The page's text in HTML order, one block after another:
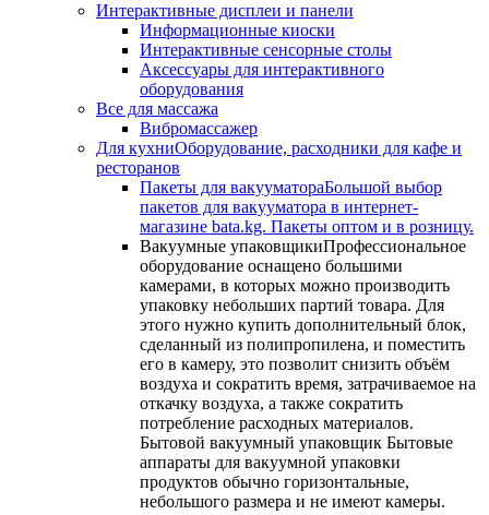
Интерактивные дисплеи и панели
Информационные киоски
Интерактивные сенсорные столы
Аксессуары для интерактивного
оборудования
Все для массажа
Вибромассажер
Для кухниОборудование, расходники для кафе и
ресторанов
Пакеты для вакууматораБольшой выбор
пакетов для вакууматора в интернет-
магазине bata.kg. Пакеты оптом и в розницу.
Вакуумные упаковщикиПрофессиональное
оборудование оснащено большими
камерами, в которых можно производить
упаковку небольших партий товара. Для
этого нужно купить дополнительный блок,
сделанный из полипропилена, и поместить
его в камеру, это позволит снизить объём
воздуха и сократить время, затрачиваемое на
откачку воздуха, а также сократить
потребление расходных материалов.
Бытовой вакуумный упаковщик Бытовые
аппараты для вакуумной упаковки
продуктов обычно горизонтальные,
небольшого размера и не имеют камеры.